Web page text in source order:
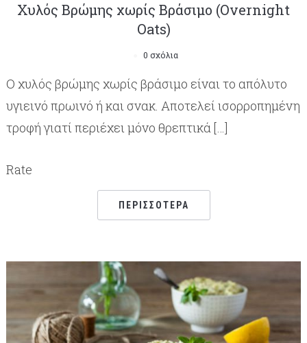
Χυλός Βρώμης χωρίς Βράσιμο (Overnight
Oats)
0 σχόλια
Ο χυλός βρώμης χωρίς βράσιμο είναι το απόλυτο
υγιεινό πρωινό ή και σνακ. Αποτελεί ισορροπημένη
τροφή γιατί περιέχει μόνο θρεπτικά […]
Rate
ΠΕΡΙΣΣΌΤΕΡΑ